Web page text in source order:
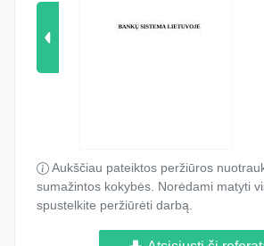
Aukščiau pateiktos peržiūros
sumažintos kokybės. Norėdami matyti
spustelkite peržiūrėti darbą.